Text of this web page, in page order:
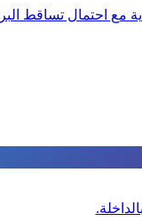
احتمال تساقط